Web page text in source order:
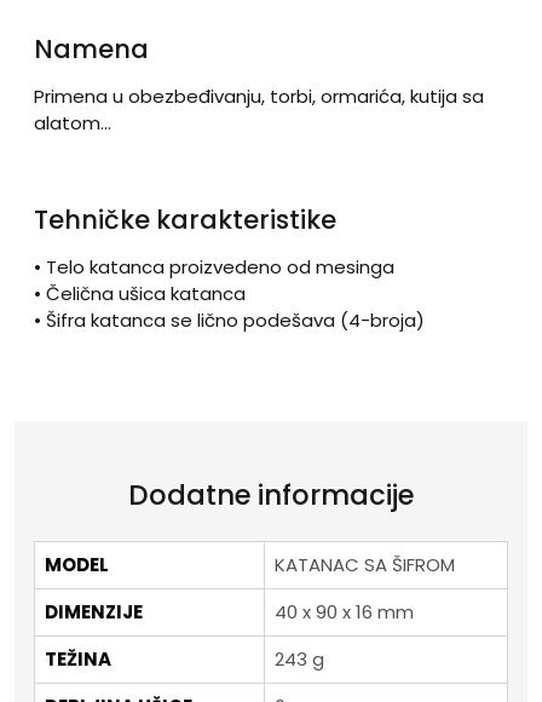
Namena
Primena u obezbeđivanju, torbi, ormarića, kutija sa
alatom...
Tehničke karakteristike
• Telo katanca proizvedeno od mesinga
• Čelična ušica katanca
• Šifra katanca se lično podešava (4-broja)
Dodatne informacije
MODEL
KATANAC SA ŠIFROM
DIMENZIJE
40 x 90 x 16 mm
TEŽINA
243 g